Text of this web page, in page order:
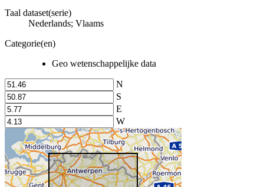
Taal dataset(serie)
Nederlands; Vlaams
Categorie(en)
Geo wetenschappelijke data
N
S
E
W